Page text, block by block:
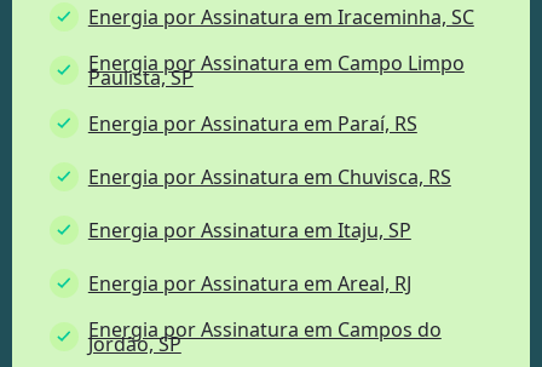
Energia por Assinatura em Iraceminha, SC
Energia por Assinatura em Campo Limpo
Paulista, SP
Energia por Assinatura em Paraí, RS
Energia por Assinatura em Chuvisca, RS
Energia por Assinatura em Itaju, SP
Energia por Assinatura em Areal, RJ
Energia por Assinatura em Campos do
Jordão, SP